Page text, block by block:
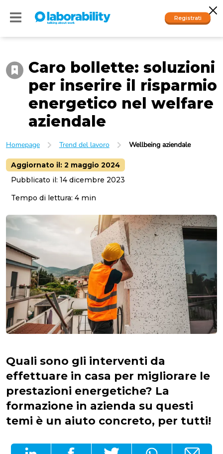
Registrati
I nostri social
Accedi
People
Company
Caro bollette: soluzioni
per inserire il risparmio
energetico nel welfare
aziendale
Homepage Trend del lavoro Wellbeing aziendale
Aggiornato il: 2 maggio 2024
Pubblicato il: 14 dicembre 2023
Tempo di lettura: 4 min
Quali sono gli interventi da
effettuare in casa per migliorare le
prestazioni energetiche? La
formazione in azienda su questi
temi è un aiuto concreto, per tutti!